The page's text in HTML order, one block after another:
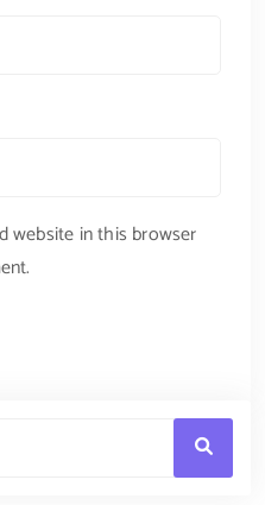
website in this browser